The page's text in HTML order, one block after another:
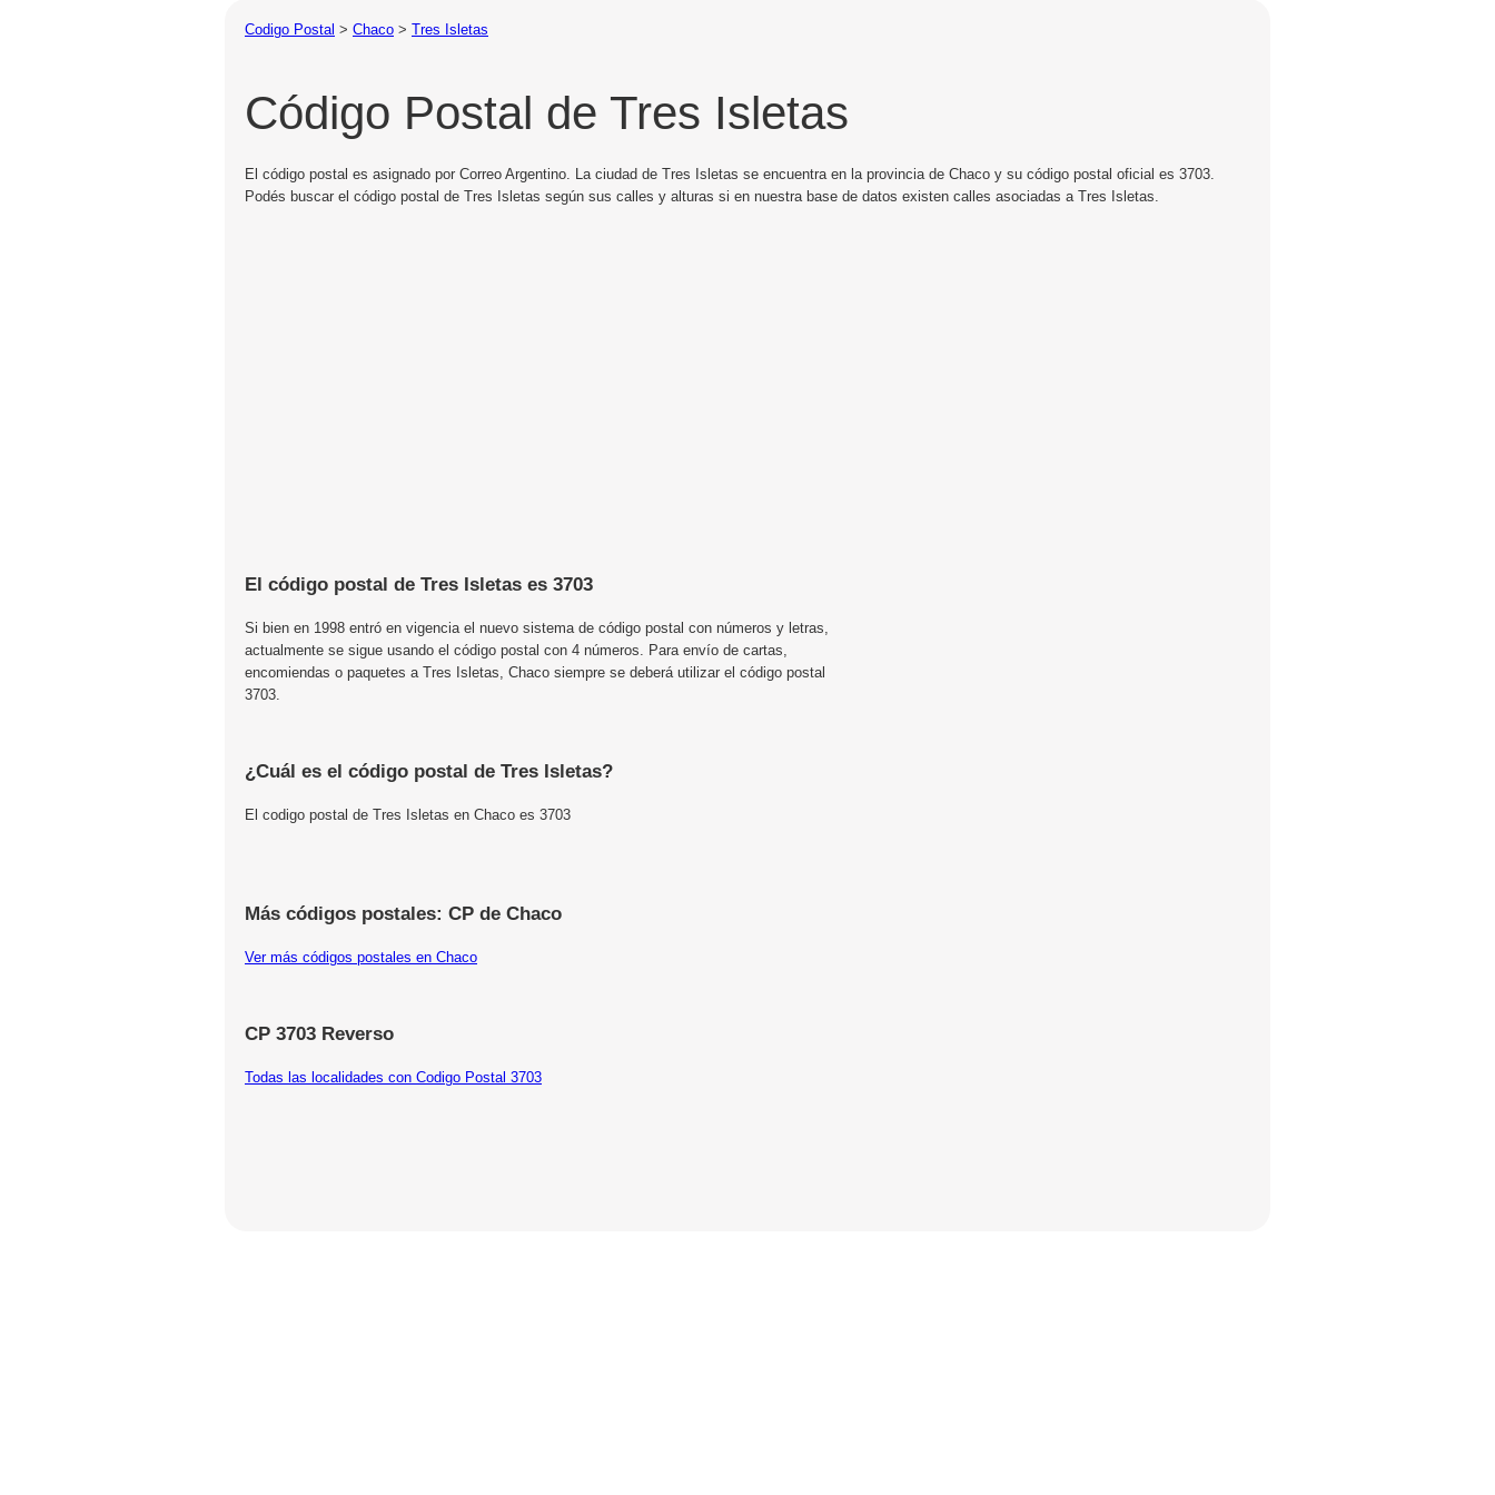
Codigo Postal > Chaco > Tres Isletas
Código Postal de Tres Isletas
El código postal es asignado por Correo Argentino. La ciudad de Tres Isletas se encuentra en la provincia de Chaco y su código postal oficial es 3703.
Podés buscar el código postal de Tres Isletas según sus calles y alturas si en nuestra base de datos existen calles asociadas a Tres Isletas.
El código postal de Tres Isletas es 3703
Si bien en 1998 entró en vigencia el nuevo sistema de código postal con números y letras,
actualmente se sigue usando el código postal con 4 números. Para envío de cartas,
encomiendas o paquetes a Tres Isletas, Chaco siempre se deberá utilizar el código postal
3703.
¿Cuál es el código postal de Tres Isletas?
El codigo postal de Tres Isletas en Chaco es 3703
Más códigos postales: CP de Chaco
Ver más códigos postales en Chaco
CP 3703 Reverso
Todas las localidades con Codigo Postal 3703